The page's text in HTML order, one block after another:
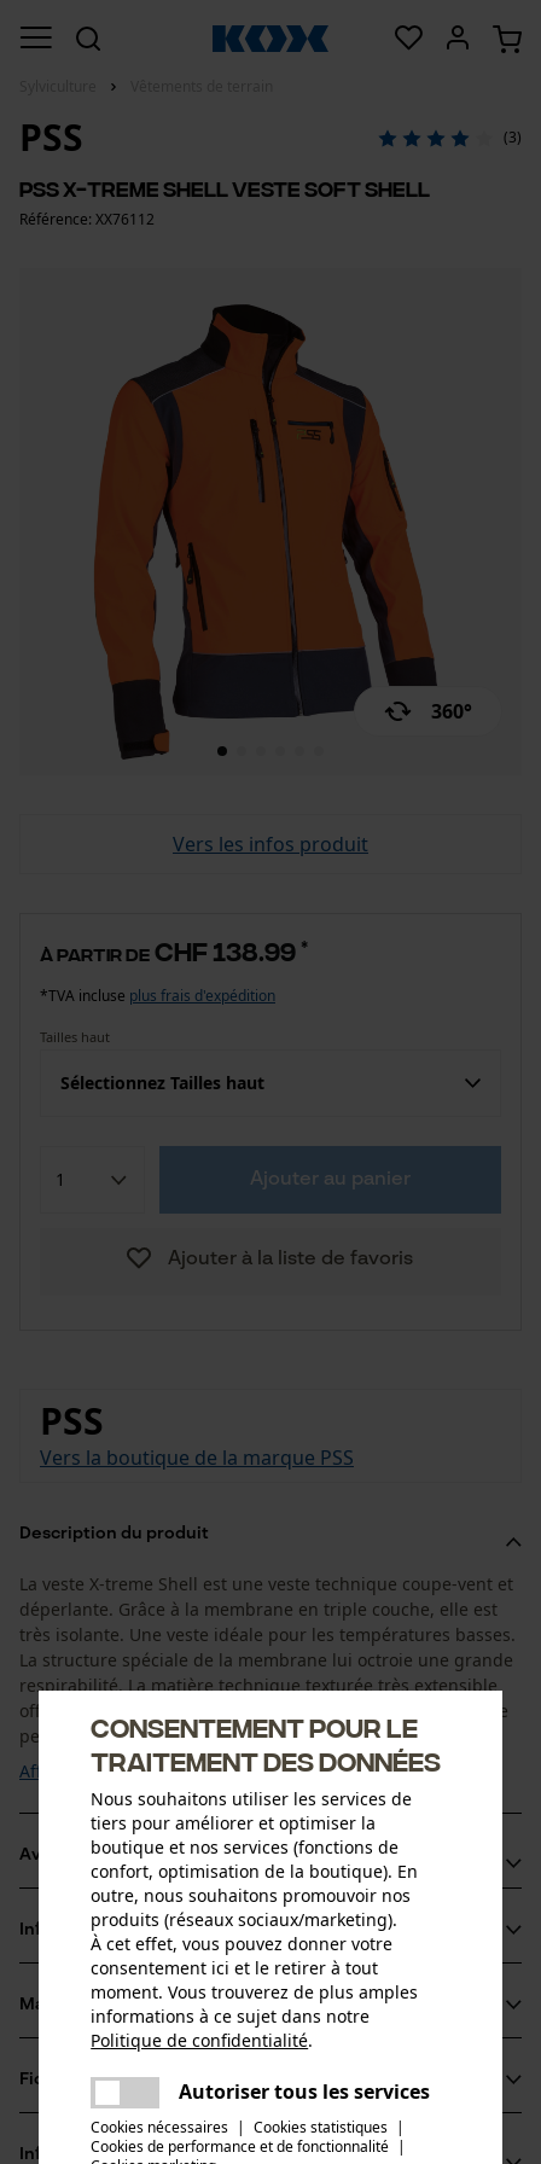
360°
PSS (3)
PSS X-treme Shell Veste Soft Shell
Référence: XX76112
Vers les infos produit
à partir de CHF 138.99 *
*TVA incluse plus frais d'expédition
Tailles haut
Sélectionnez Tailles haut
Ajouter au panier
Ajouter à la liste de favoris
PSS
Vers la boutique de la marque PSS
Description du produit
La veste X-treme Shell est une veste technique coupe-vent et
déperlante. Grâce à la membrane en triple couche, elle est
très isolante. Une veste idéale pour les températures basses.
La structure spéciale de la membrane lui octroie une grande
respirabilité. La matière technique texturée très extensible
offre une parfaite liberté de mouvements. La face intérieure
permet d'éliminer ...
Afficher plus
Avantages du produit
Grâce à sa haute élasticité, la matière technique structurée
permet une parfaite liberté de mouvements
La face intérieure régule le transfert de l’humidité et assure
un grand confort
7 passepoils réfléchissant 3M Scotchlite pour une
Informations sur le produit
Détails du produit
Type de manche
manches longues
Matériau & entretien
Matériau principal
Fiches techniques
Fiche de données de sécurité du produit (PDF)
Informations fabricant
Consentement pour le
traitement des données
Nous souhaitons utiliser les services de
tiers pour améliorer et optimiser la
boutique et nos services (fonctions de
confort, optimisation de la boutique). En
outre, nous souhaitons promouvoir nos
produits (réseaux sociaux/marketing).
À cet effet, vous pouvez donner votre
consentement ici et le retirer à tout
moment. Vous trouverez de plus amples
informations à ce sujet dans notre
Politique de confidentialité.
Autoriser tous les services
Cookies nécessaires | Cookies statistiques |
Cookies de performance et de fonctionnalité |
Une erreur s'est produite. Veuillez
essayer encore.
partager
partager
mail